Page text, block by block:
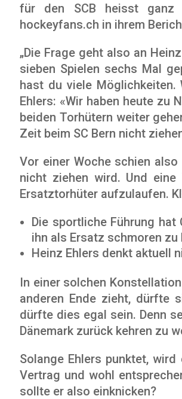
für den SCB heisst ganz
hockeyfans.ch in ihrem
„Die Frage geht also an
sieben Spielen sechs Mal
hast du viele Möglichkeiten.
Ehlers: «Wir haben heute zu
beiden Torhütern weiter
Zeit beim SC Bern nicht
Vor einer Woche schien
nicht ziehen wird. Und
Ersatztorhüter aufzulaufen.
Die sportliche Führung
ihn als Ersatz schmoren zu
Heinz Ehlers denkt aktuell
In einer solchen
anderen Ende zieht, dürfte
dürfte dies egal sein. Denn
Dänemark zurück kehren zu
Solange Ehlers punktet,
Vertrag und wohl
sollte er also einknicken?